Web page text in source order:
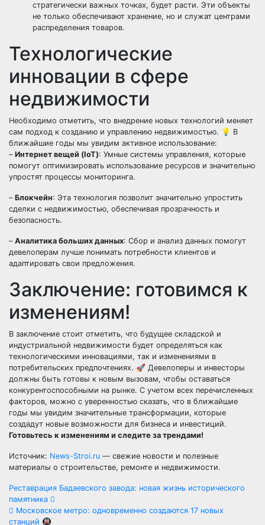
стратегически важных точках, будет расти. Эти объекты
не только обеспечивают хранение, но и служат центрами
распределения товаров.
Технологические
инновации в сфере
недвижимости
Необходимо отметить, что внедрение новых технологий меняет
сам подход к созданию и управлению недвижимостью. 💡 В
ближайшие годы мы увидим активное использование:
– Интернет вещей (IoT): Умные системы управления, которые
помогут оптимизировать использование ресурсов и значительно
упростят процессы мониторинга.
– Блокчейн: Эта технология позволит значительно упростить
сделки с недвижимостью, обеспечивая прозрачность и
безопасность.
– Аналитика больших данных: Сбор и анализ данных помогут
девелоперам лучше понимать потребности клиентов и
адаптировать свои предложения.
Заключение: готовимся к
изменениям!
В заключение стоит отметить, что будущее складской и
индустриальной недвижимости будет определяться как
технологическими инновациями, так и изменениями в
потребительских предпочтениях. 🚀 Девелоперы и инвесторы
должны быть готовы к новым вызовам, чтобы оставаться
конкурентоспособными на рынке. С учетом всех перечисленных
факторов, можно с уверенностью сказать, что в ближайшие
годы мы увидим значительные трансформации, которые
создадут новые возможности для бизнеса и инвестиций.
Готовьтесь к изменениям и следите за трендами!
Источник: News-Stroi.ru — свежие новости и полезные
материалы о строительстве, ремонте и недвижимости.
Навигация
по
Реставрация Бадаевского завода: новая жизнь исторического
памятника
Московское метро: одновременно создаются 17 новых
станций 🚇